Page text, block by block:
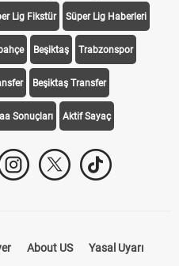
Lig Fikstür Süper Lig Haberleri
Beşiktaş Trabzonspor
Beşiktaş Transfer
Sonuçları Aktif Sayaç
About US Yasal Uyarı